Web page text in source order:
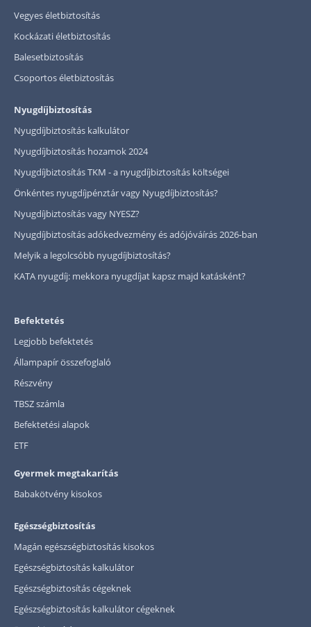
Vegyes életbiztosítás
Kockázati életbiztosítás
Balesetbiztosítás
Csoportos életbiztosítás
Nyugdíjbiztosítás
Nyugdíjbiztosítás kalkulátor
Nyugdíjbiztosítás hozamok 2024
Nyugdíjbiztosítás TKM - a nyugdíjbiztosítás költségei
Önkéntes nyugdíjpénztár vagy Nyugdíjbiztosítás?
Nyugdíjbiztosítás vagy NYESZ?
Nyugdíjbiztosítás adókedvezmény és adójóváírás 2026-ban
Melyik a legolcsóbb nyugdíjbiztosítás?
KATA nyugdíj: mekkora nyugdíjat kapsz majd katásként?
Befektetés
Legjobb befektetés
Állampapír összefoglaló
Részvény
TBSZ számla
Befektetési alapok
ETF
Gyermek megtakarítás
Babakötvény kisokos
Egészségbiztosítás
Magán egészségbiztosítás kisokos
Egészségbiztosítás kalkulátor
Egészségbiztosítás cégeknek
Egészségbiztosítás kalkulátor cégeknek